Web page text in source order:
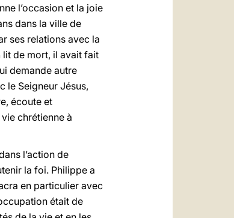
l’occasion et la joie
dans la ville de
ses relations avec la
lit de mort, il avait fait
demande autre
le Seigneur Jésus,
écoute et
chrétienne à
l’action de
la foi. Philippe a
en particulier avec
était de